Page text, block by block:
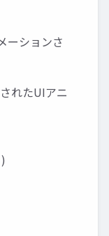
ーションさ
れたUIアニ